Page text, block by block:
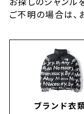
ご不明の場合は、
ブランド衣